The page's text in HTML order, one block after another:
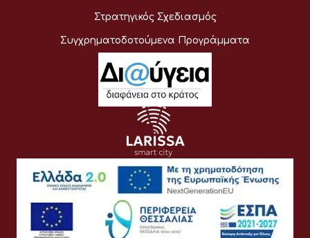
Στρατηγικός Σχεδιασμός
Συγχρηματοδοτούμενα Προγράμματα